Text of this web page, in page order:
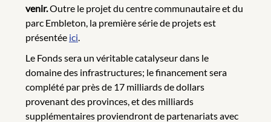
venir.Outre le projet du centre communautaire et du
parc Embleton, la première série de projets est
présentée ici.
Le Fonds sera un véritable catalyseur dans le
domaine des infrastructures; le financement sera
complété par près de 17 milliards de dollars
provenant des provinces, et des milliards
supplémentaires proviendront de partenariats avec